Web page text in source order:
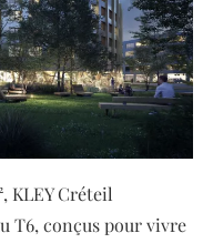
KLEY Créteil
T6, conçus pour vivre